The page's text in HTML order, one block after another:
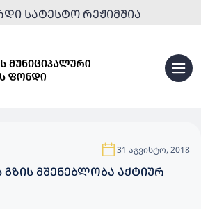
ᲡᲐᲢᲔᲡᲢᲝ ᲠᲔᲟᲘᲛᲨᲘᲐ
31 აგვისტო, 2018
ᲛᲨᲔᲜᲔᲑᲚᲝᲑᲐ ᲐᲥᲢᲘᲣᲠ